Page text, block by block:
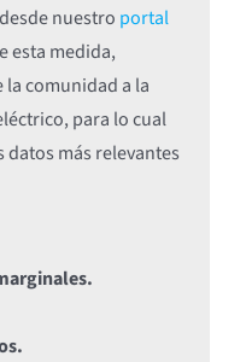
nuestro portal
esta medida,
la comunidad a la
para lo cual
más relevantes